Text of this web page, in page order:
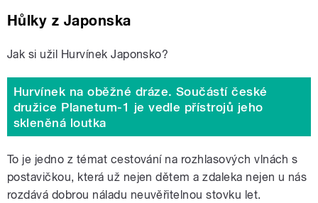
Hůlky z Japonska
Jak si užil Hurvínek Japonsko?
Hurvínek na oběžné dráze. Součástí české
družice Planetum-1 je vedle přístrojů jeho
skleněná loutka
To je jedno z témat cestování na rozhlasových vlnách s
postavičkou, která už nejen dětem a zdaleka nejen u nás
rozdává dobrou náladu neuvěřitelnou stovku let.